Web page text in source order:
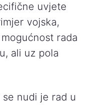
uvjete
vojska,
rada
ali uz pola
nudi je rad u